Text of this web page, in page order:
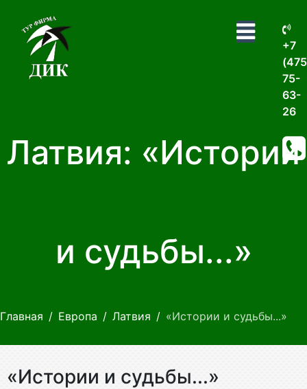
+7
75-
63-
26
Латвия: «Истории
и судьбы...»
Главная Европа Латвия «Истории и судьбы...»
«Истории и судьбы...»